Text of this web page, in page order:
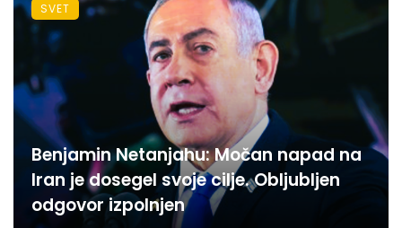
Benjamin Netanjahu: Močan napad na
Iran je dosegel svoje cilje. Obljubljen
odgovor izpolnjen
SVET